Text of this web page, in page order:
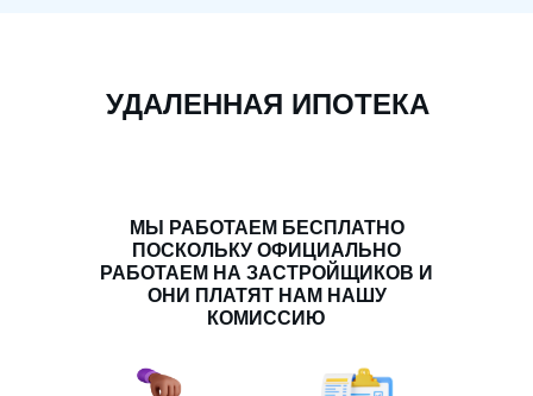
УДАЛЕННАЯ ИПОТЕКА
МЫ РАБОТАЕМ БЕСПЛАТНО
ПОСКОЛЬКУ ОФИЦИАЛЬНО
РАБОТАЕМ НА ЗАСТРОЙЩИКОВ И
ОНИ ПЛАТЯТ НАМ НАШУ
КОМИССИЮ